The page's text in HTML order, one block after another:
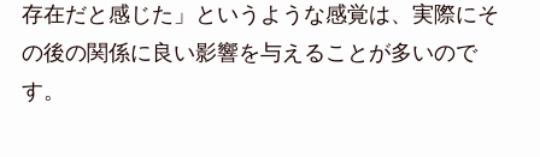
存在だと感じた」というような感覚は、実際にそ
の後の関係に良い影響を与えることが多いので
す。